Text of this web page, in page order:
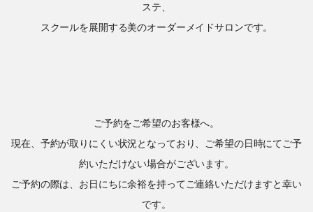
ステ、
スクールを展開する美のオーダーメイドサロンです。
ご予約をご希望のお客様へ。
現在、予約が取りにくい状況となっており、ご希望の日時にてご予
約いただけない場合がございます。
ご予約の際は、お日にちに余裕を持ってご連絡いただけますと幸い
です。